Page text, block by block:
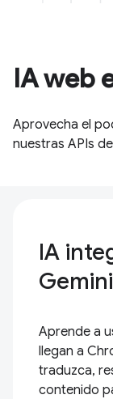
IA web
Aprovecha el
nuestras APIs
IA
Aprende a
llegan a
traduzca,
contenido